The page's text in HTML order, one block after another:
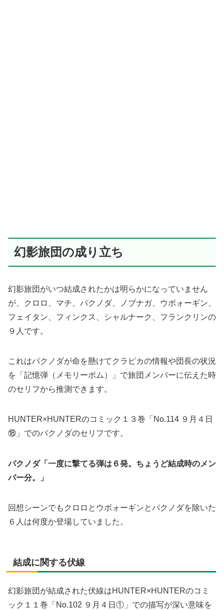
幻影旅団の成り立ち
幻影旅団がいつ結成されたかは明らかになっていません
が、クロロ、マチ、パクノダ、ノブナガ、ウボォーギン、
フェイタン、フィンクス、シャルナーク、フランクリンの
９人です。
これはパクノダが命を懸けてクラピカの情報や団長の状況
を「記憶弾（メモリーボム）」で旅団メンバーに伝えた時
のセリフから推測できます。
HUNTER×HUNTERのコミック１３巻「No.114 ９月４日
⑱」でのパクノダのセリフです。
パクノダ「一度に撃てる弾は６発。ちょうど結成時のメン
バー分。」
回想シーンでもクロロとウボォーギンとパクノダを除いた
６人は何度か登場していました。
結成に関する伏線
幻影旅団が結成された伏線はHUNTER×HUNTERのコミ
ック１１巻「No.102 ９月４日①」での描写が深い意味を